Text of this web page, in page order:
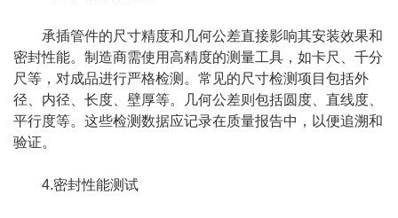
承插管件的尺寸精度和几何公差直接影响其安装效果和
密封性能。制造商需使用高精度的测量工具，如卡尺、千分
尺等，对成品进行严格检测。常见的尺寸检测项目包括外
径、内径、长度、壁厚等。几何公差则包括圆度、直线度、
平行度等。这些检测数据应记录在质量报告中，以便追溯和
验证。
4.密封性能测试